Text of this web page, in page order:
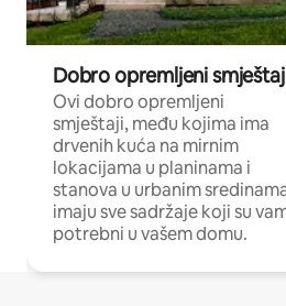
Dobro opremljeni
Ovi dobro opremljeni
smještaji, među kojima ima
drvenih kuća na mirnim
lokacijama u planinama i
stanova u urbanim
imaju sve sadržaje koji su
potrebni u vašem domu.